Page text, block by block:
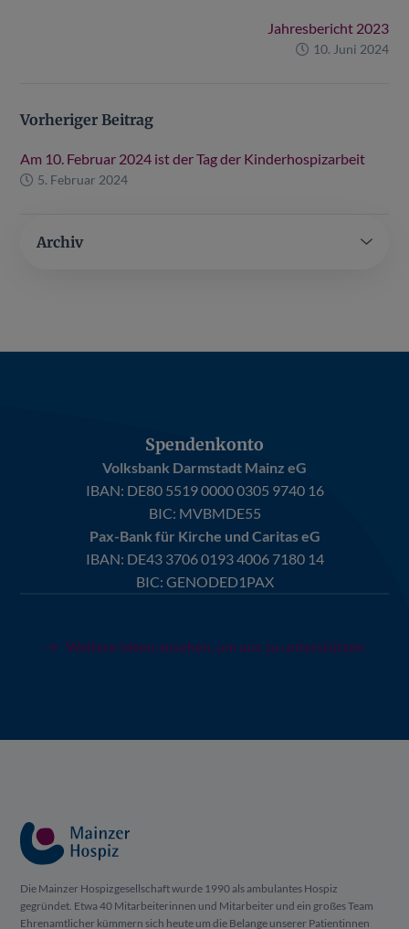
Vorheriger Beitrag
Am 10. Februar 2024 ist der Tag der Kinderhospizarbeit
5. Februar 2024
Jahresbericht 2023
10. Juni 2024
Archiv
Spendenkonto
Volksbank Darmstadt Mainz eG
IBAN: DE80 5519 0000 0305 9740 16
BIC: MVBMDE55
Pax-Bank für Kirche und Caritas eG
IBAN: DE43 3706 0193 4006 7180 14
BIC: GENODED1PAX
Weitere Ideen ansehen, um uns zu unterstützen
Die Mainzer Hospizgesellschaft wurde 1990 als ambulantes Hospiz
gegründet. Etwa 40 Mitarbeiterinnen und Mitarbeiter und ein großes Team
Ehrenamtlicher kümmern sich heute um die Belange unserer Patientinnen